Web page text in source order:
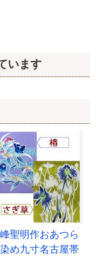
います
聖明作おあつら
め九寸名古屋帯